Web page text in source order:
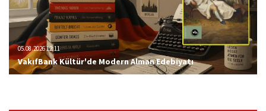
05.08.2026 12:11
VakıfBank Kültür'de Modern Alman Edebiyatı